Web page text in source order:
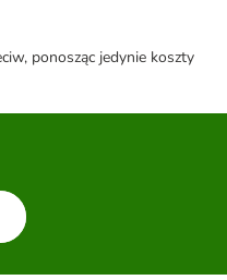
ponosząc jedynie koszty